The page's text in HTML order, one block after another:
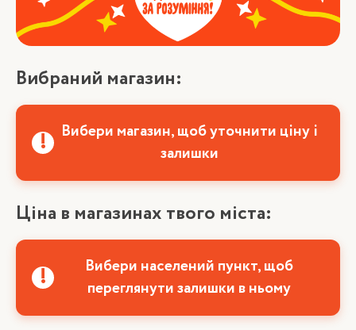
Вибраний магазин:
Вибери магазин, щоб уточнити ціну і
залишки
Ціна в магазинах твого міста:
Вибери населений пункт, щоб
переглянути залишки в ньому